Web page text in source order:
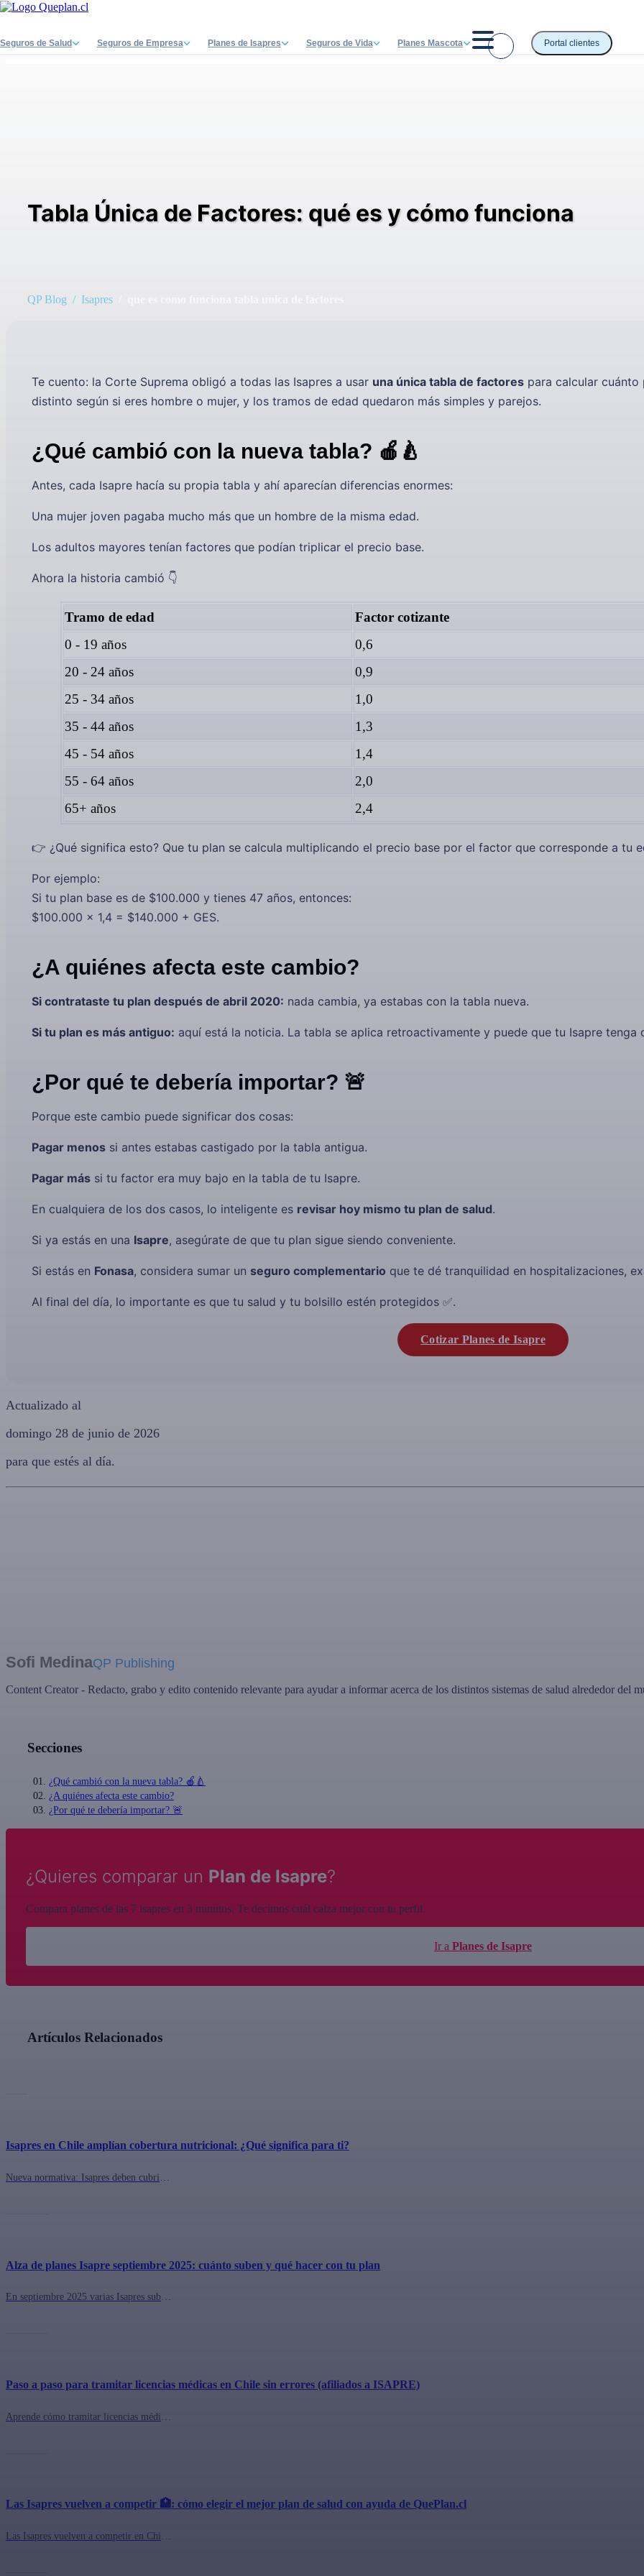
Seguros de Salud Seguros de Empresa Planes de Isapres Seguros de Vida Planes Mascota Portal clientes
Tabla Única de Factores: qué es y cómo funciona
QP Blog / Isapres
Te cuento: la Corte Suprema obligó a todas las Isapres a usar una única tabla de factores para calcular
distinto según si eres hombre o mujer, y los tramos de edad quedaron más simples y parejos.
¿Qué cambió con la nueva tabla? 🍎🍐
Antes, cada Isapre hacía su propia tabla y ahí aparecían diferencias enormes:
Una mujer joven pagaba mucho más que un hombre de la misma edad.
Los adultos mayores tenían factores que podían triplicar el precio base.
Ahora la historia cambió 👇
Tramo de edad Factor cotizante
0 - 19 años
0,6
20 - 24 años
0,9
25 - 34 años
1,0
35 - 44 años
1,3
45 - 54 años
1,4
55 - 64 años
2,0
65+ años
2,4
👉 ¿Qué significa esto? Que tu plan se calcula multiplicando el precio base por el factor que corresponde a tu
Por ejemplo:
Si tu plan base es de $100.000 y tienes 47 años, entonces:
$100.000 x 1,4 = $140.000 + GES.
¿A quiénes afecta este cambio?
Si contrataste tu plan después de abril 2020: nada cambia, ya estabas con la tabla nueva.
Si tu plan es más antiguo: aquí está la noticia. La tabla se aplica retroactivamente y puede que tu Isapre tenga
¿Por qué te debería importar? 🚨
Porque este cambio puede significar dos cosas:
Pagar menos si antes estabas castigado por la tabla antigua.
Pagar más si tu factor era muy bajo en la tabla de tu Isapre.
En cualquiera de los dos casos, lo inteligente es revisar hoy mismo tu plan de salud.
Si ya estás en una Isapre, asegúrate de que tu plan sigue siendo conveniente.
Si estás en Fonasa, considera sumar un seguro complementario que te dé tranquilidad en hospitalizaciones,
Al final del día, lo importante es que tu salud y tu bolsillo estén protegidos ✅.
Cotizar Planes de Isapre
Actualizado al
domingo 28 de junio de 2026
para que estés al día.
Sofi MedinaQP Publishing
Content Creator - Redacto, grabo y edito contenido relevante para ayudar a informar acerca de los distintos sistemas de salud alrededor del
Secciones
¿Qué cambió con la nueva tabla? 🍎🍐
¿A quiénes afecta este cambio?
¿Por qué te debería importar? 🚨
¿Quieres comparar un Plan de Isapre?
Compara planes de las 7 isapres en 3 minutos. Te decimos cuál calza mejor con tu perfil.
Ir a Planes de Isapre
Artículos Relacionados
Isapres en Chile amplían cobertura nutricional: ¿Qué significa para ti?
Alza de planes Isapre septiembre 2025: cuánto suben y qué hacer con tu plan
En septiembre 2025 varias Isapres subirán hasta un 3,7 % el precio de sus planes. Descubre cuánto aumenta tu plan, qué opciones tienes como afiliado y cómo comparar alternativas en QuePlan.cl para encontrar una mejor cobertura al mismo o menor precio.
Paso a paso para tramitar licencias médicas en Chile sin errores (afiliados a ISAPRE)
Las Isapres vuelven a competir 🏥: cómo elegir el mejor plan de salud con ayuda de QuePlan.cl
Las Isapres vuelven a competir en Chile. Compara precios, planes y contrata con asesoría experta en QuePlan.cl. ¡Encuentra el mejor plan para ti!